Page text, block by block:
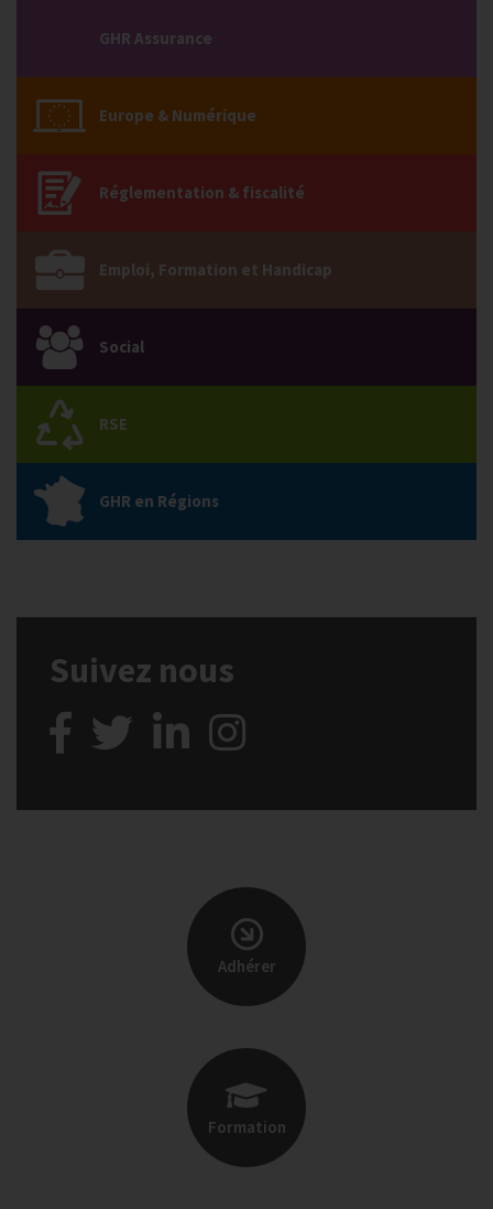
GHR Assurance
Europe & Numérique
Réglementation & fiscalité
Emploi, Formation et Handicap
Social
RSE
GHR en Régions
Suivez nous
Adhérer
Formation